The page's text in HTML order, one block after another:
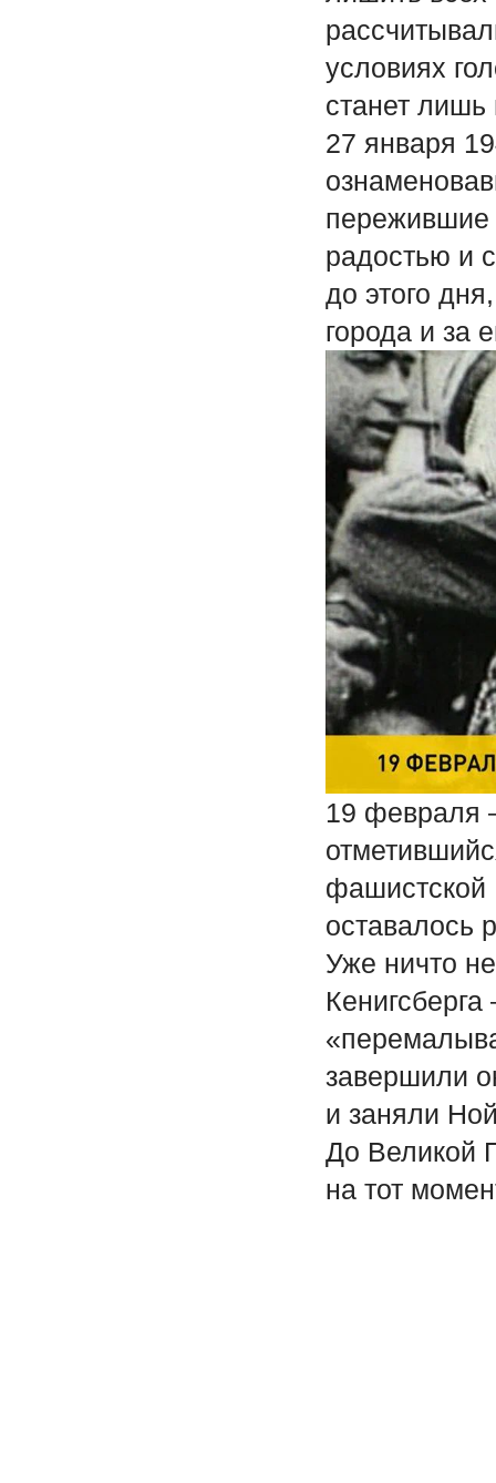
условиях
станет
27 января
пережившие
радостью и
до этого
города и за
19 февраля
фашистской
оставалось
Уже ничто
завершили
и заняли
До Великой
на тот